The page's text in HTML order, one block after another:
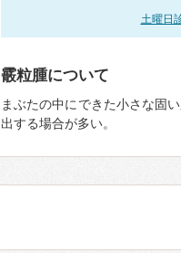
土曜日
霰粒腫について
まぶたの中にできた小さな固
出する場合が多い。